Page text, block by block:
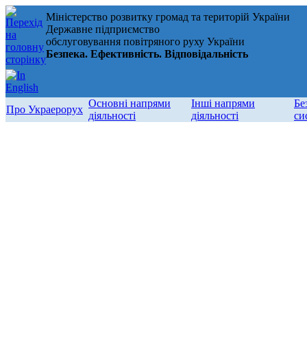
Міністерство розвитку громад та територій України
Державне підприємство
обслуговування повітряного руху України
Безпека. Ефективність. Відповідальність
Про Украерорух
Основні напрями
діяльності
Інші напрями
діяльності